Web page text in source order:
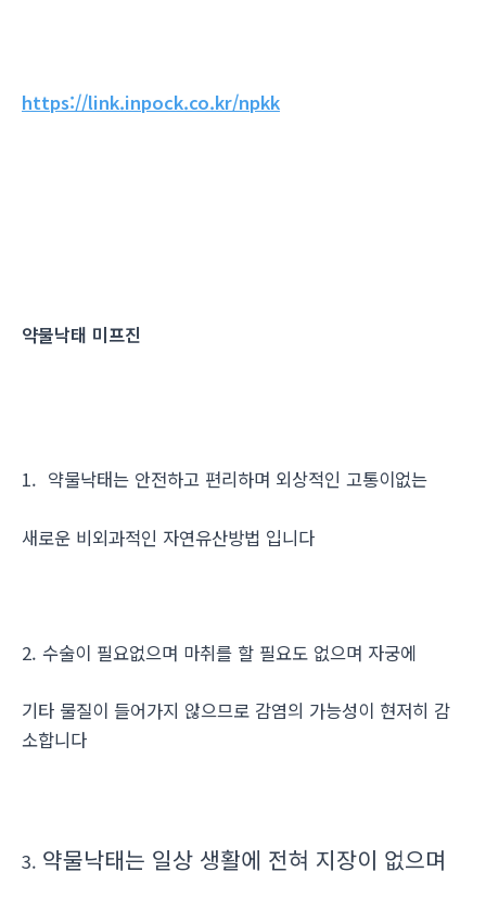
https://link.inpock.co.kr/npkk
약물낙태 미프진
1. 약물낙태는 안전하고 편리하며 외상적인 고통이없는
새로운 비외과적인 자연유산방법 입니다
2. 수술이 필요없으며 마취를 할 필요도 없으며 자궁에
기타 물질이 들어가지 않으므로 감염의 가능성이 현저히 감
소합니다
3. 약물낙태는 일상 생활에 전혀 지장이 없으며